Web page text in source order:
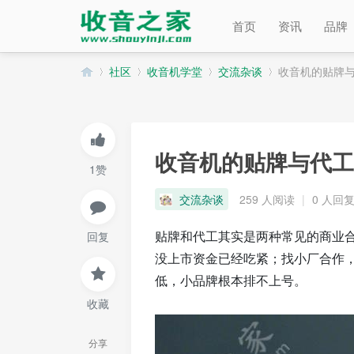
首页 资讯 品牌
收
音
»
社区 收音机学堂 交流杂谈 收音机的贴牌
1赞
回复
收藏
分享
收音机的贴牌与代工
交流杂谈 259 人阅读 | 0 人回复
贴牌和代工其实是两种常见的商业
没上市资金已经吃紧；找小厂合作
低，小品牌根本排不上号。